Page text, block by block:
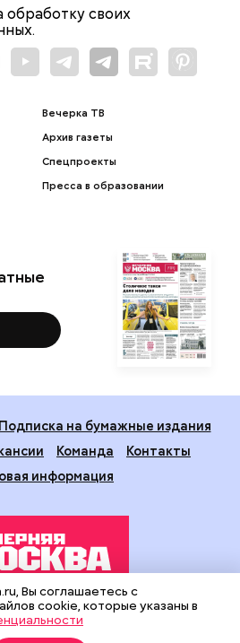
обработку своих
Вечерка ТВ
Архив газеты
Спецпроекты
Пресса в образовании
Подписка на бумажные издания
Команда
Контакты
информация
поддержке Департамента
и рекламы города Москвы.
Вы соглашаетесь с
cookie, которые указаны в